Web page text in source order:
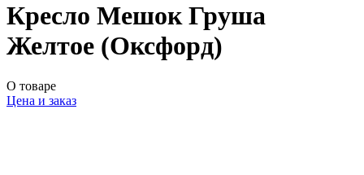
Кресло Мешок Груша
Желтое (Оксфорд)
О товаре
Цена и заказ